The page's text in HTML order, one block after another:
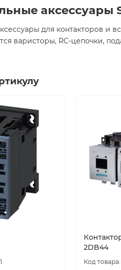
аксессуары
для контакторов и
варисторы, RC-цепочки,
2DB44